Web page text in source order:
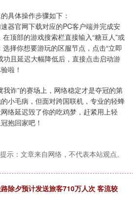
具体操作步骤如下：
器官网下载对应的PC客户端并完成安
顶部的游戏搜索栏直接输入“糖豆人”或
择你想要游玩的区服节点，点击“立即
功且延迟大幅降低后，直接点击启动游
啦！
我诈”的赛场上，网络稳定才是夺冠的第
小毛病，但面对跨国联机，专业的轻蜂
络延迟毁了你的吃鸡梦，赶紧用上轻
抱回家吧！
示：文章来自网络，不代表本站观点。
除夕预计发送旅客710万人次 客流较